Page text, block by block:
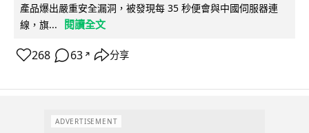
產品爆出嚴重安全漏洞，被發現每 35 秒便會與中國伺服器連
線，旗...
閱讀全文
268 63 ↗ 分享
ADVERTISEMENT